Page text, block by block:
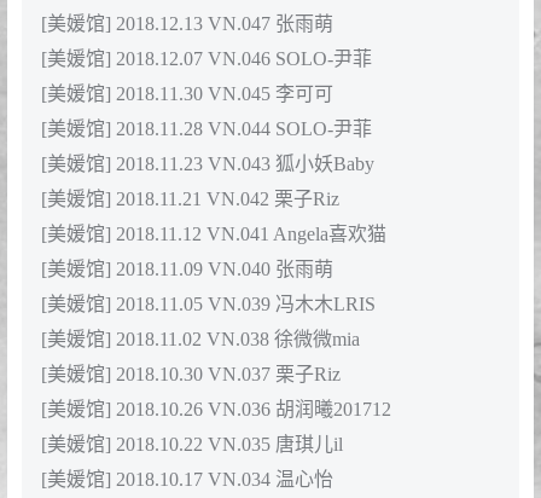
[美媛馆] 2018.12.13 VN.047 张雨萌
[美媛馆] 2018.12.07 VN.046 SOLO-尹菲
[美媛馆] 2018.11.30 VN.045 李可可
[美媛馆] 2018.11.28 VN.044 SOLO-尹菲
[美媛馆] 2018.11.23 VN.043 狐小妖Baby
[美媛馆] 2018.11.21 VN.042 栗子Riz
[美媛馆] 2018.11.12 VN.041 Angela喜欢猫
[美媛馆] 2018.11.09 VN.040 张雨萌
[美媛馆] 2018.11.05 VN.039 冯木木LRIS
[美媛馆] 2018.11.02 VN.038 徐微微mia
[美媛馆] 2018.10.30 VN.037 栗子Riz
[美媛馆] 2018.10.26 VN.036 胡润曦201712
[美媛馆] 2018.10.22 VN.035 唐琪儿il
[美媛馆] 2018.10.17 VN.034 温心怡